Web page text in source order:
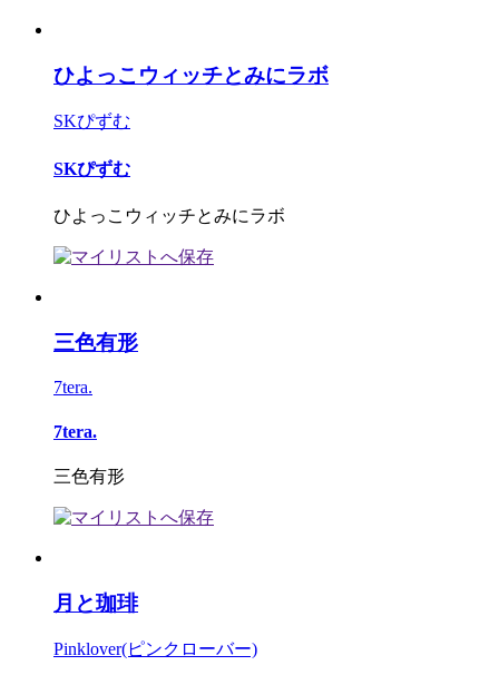
ひよっこウィッチとみにラボ
SKぴずむ
SKぴずむ
ひよっこウィッチとみにラボ
三色有形
7tera.
7tera.
三色有形
月と珈琲
Pinklover(ピンクローバー)